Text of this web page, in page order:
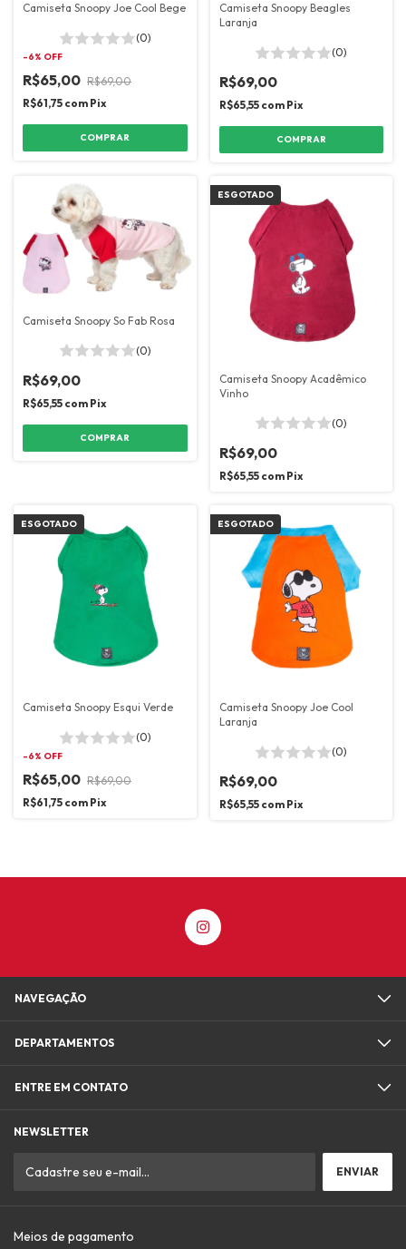
Camiseta Snoopy Joe Cool Bege
(0)
-6% OFF
R$65,00 R$69,00
R$61,75 com Pix
COMPRAR
Camiseta Snoopy Beagles
Laranja
(0)
R$69,00
R$65,55 com Pix
COMPRAR
Camiseta Snoopy So Fab Rosa
(0)
R$69,00
R$65,55 com Pix
COMPRAR
ESGOTADO
Camiseta Snoopy Acadêmico
Vinho
(0)
R$69,00
R$65,55 com Pix
ESGOTADO
Camiseta Snoopy Esqui Verde
(0)
-6% OFF
R$65,00 R$69,00
R$61,75 com Pix
ESGOTADO
Camiseta Snoopy Joe Cool
Laranja
(0)
R$69,00
R$65,55 com Pix
NAVEGAÇÃO
DEPARTAMENTOS
ENTRE EM CONTATO
NEWSLETTER
Meios de pagamento